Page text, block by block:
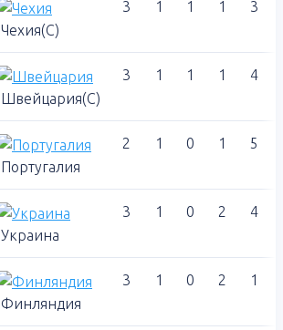
Чехия(С)
3 1 1 1 3
Швейцария(С)
3 1 1 1 4
Португалия
2 1 0 1 5
Украина
3 1 0 2 4
Финляндия
3 1 0 2 1